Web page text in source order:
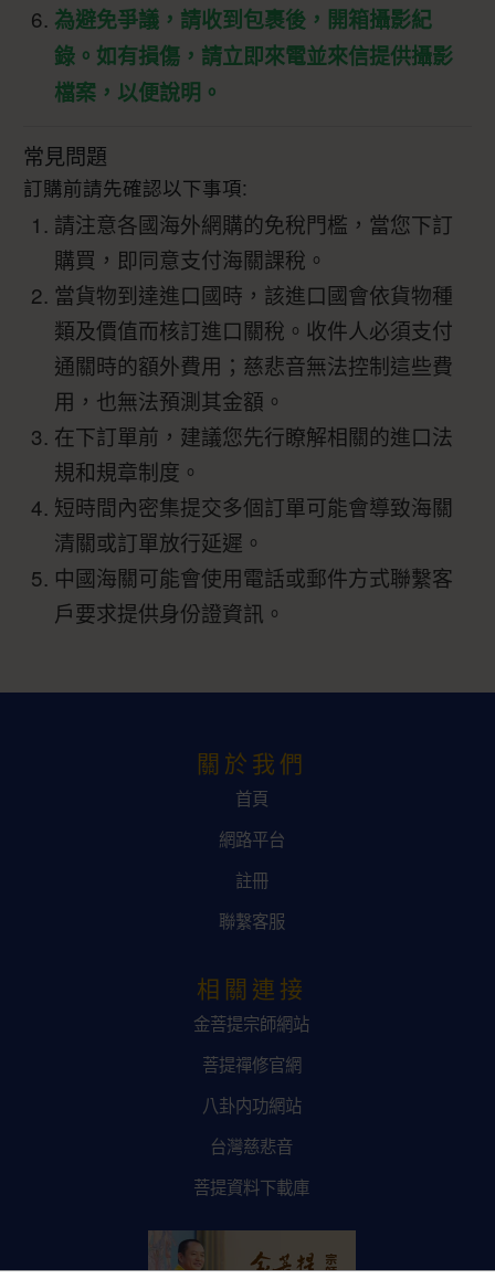
為避免爭議，請收到包裹後，開箱攝影紀
錄。如有損傷，請立即來電並來信提供攝影
檔案，以便說明。
常見問題
訂購前請先確認以下事項:
請注意各國海外網購的免稅門檻，當您下訂
購買，即同意支付海關課稅。
當貨物到達進口國時，該進口國會依貨物種
類及價值而核訂進口關稅。收件人必須支付
通關時的額外費用；慈悲音無法控制這些費
用，也無法預測其金額。
在下訂單前，建議您先行瞭解相關的進口法
規和規章制度。
短時間內密集提交多個訂單可能會導致海關
清關或訂單放行延遲。
中國海關可能會使用電話或郵件方式聯繫客
戶要求提供身份證資訊。
關於我們
首頁
網路平台
註冊
聯繫客服
相關連接
金菩提宗師網站
菩提禪修官網
八卦内功網站
台灣慈悲音
菩提資料下載庫